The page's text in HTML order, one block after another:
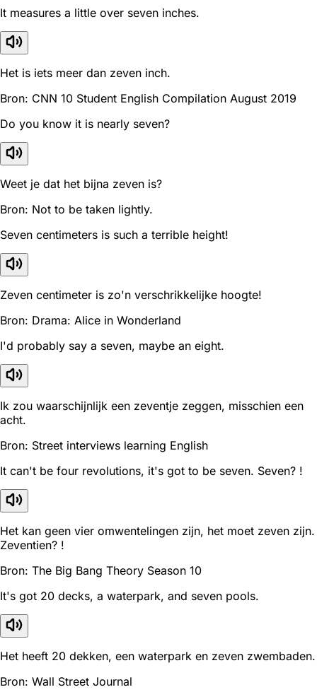
It measures a little over seven inches.
Het is iets meer dan zeven inch.
Bron: CNN 10 Student English Compilation August 2019
Do you know it is nearly seven?
Weet je dat het bijna zeven is?
Bron: Not to be taken lightly.
Seven centimeters is such a terrible height!
Zeven centimeter is zo'n verschrikkelijke hoogte!
Bron: Drama: Alice in Wonderland
I'd probably say a seven, maybe an eight.
Ik zou waarschijnlijk een zeventje zeggen, misschien een
acht.
Bron: Street interviews learning English
It can't be four revolutions, it's got to be seven. Seven? !
Het kan geen vier omwentelingen zijn, het moet zeven zijn.
Zeventien? !
Bron: The Big Bang Theory Season 10
It's got 20 decks, a waterpark, and seven pools.
Het heeft 20 dekken, een waterpark en zeven zwembaden.
Bron: Wall Street Journal